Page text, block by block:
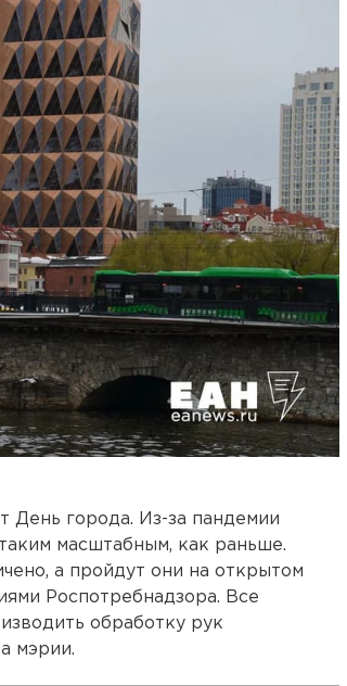
День города. Из-за пандемии
масштабным, как раньше.
а пройдут они на открытом
Роспотребнадзора. Все
обработку рук
мэрии.